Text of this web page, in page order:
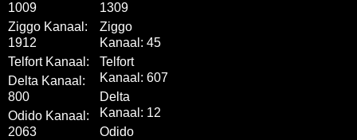
1009
Ziggo Kanaal:
1912
Telfort Kanaal:
Delta Kanaal:
800
Odido Kanaal:
2063
1309
Ziggo
Kanaal: 45
Telfort
Kanaal: 607
Delta
Kanaal: 12
Odido